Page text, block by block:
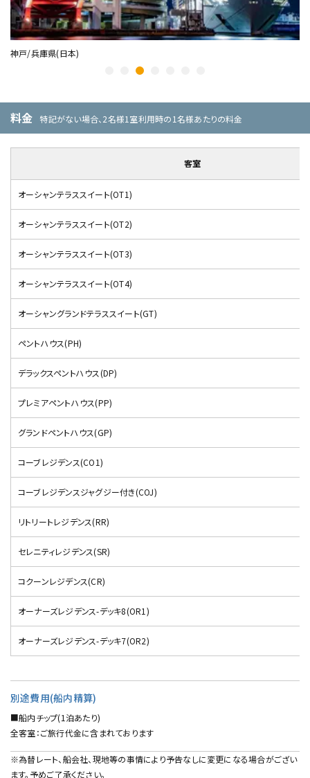
神戸/兵庫県(日本)
料金 特記がない場合、2名様1室利用時の1名様あたりの料金
客室
オーシャンテラススイート(OT1)
オーシャンテラススイート(OT2)
オーシャンテラススイート(OT3)
オーシャンテラススイート(OT4)
オーシャングランドテラススイート(GT)
ペントハウス(PH)
デラックスペントハウス(DP)
プレミアペントハウス(PP)
グランドペントハウス(GP)
コーブレジデンス(CO1)
コーブレジデンスジャグジー付き(COJ)
リトリートレジデンス(RR)
セレニティレジデンス(SR)
コクーンレジデンス(CR)
オーナーズレジデンス-デッキ8(OR1)
オーナーズレジデンス-デッキ7(OR2)
別途費用(船内精算)
■船内チップ(1泊あたり)
全客室：ご旅行代金に含まれております
※為替レート、船会社、現地等の事情により予告なしに変更になる場合がござい
ます。予めご了承ください。